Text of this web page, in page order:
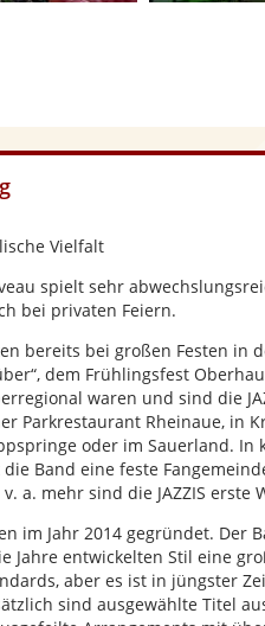
Vielfalt
spielt sehr
bei privaten Feiern.
bereits bei großen Festen in
dem Frühlingsfest
waren und sind die
Parkrestaurant Rheinaue, in
oder im Sauerland.
Band eine feste
a. mehr sind die JAZZIS erste
im Jahr 2014 gegründet.
Jahre entwickelten Stil eine
aber es ist in jüngster
sind ausgewählte Titel